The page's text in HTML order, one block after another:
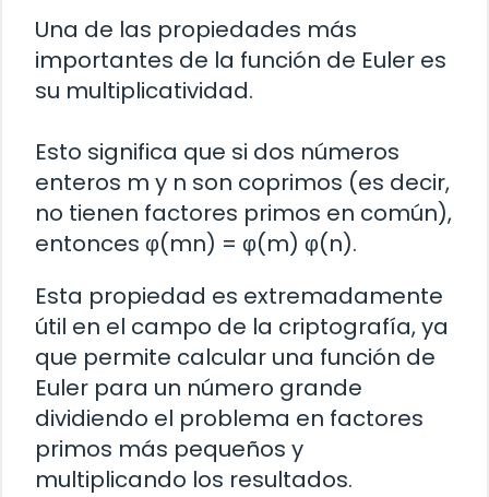
Una de las propiedades más
importantes de la función de Euler es
su multiplicatividad.
Esto significa que si dos números
enteros m y n son coprimos (es decir,
no tienen factores primos en común),
entonces φ(mn) = φ(m) φ(n).
Esta propiedad es extremadamente
útil en el campo de la criptografía, ya
que permite calcular una función de
Euler para un número grande
dividiendo el problema en factores
primos más pequeños y
multiplicando los resultados.